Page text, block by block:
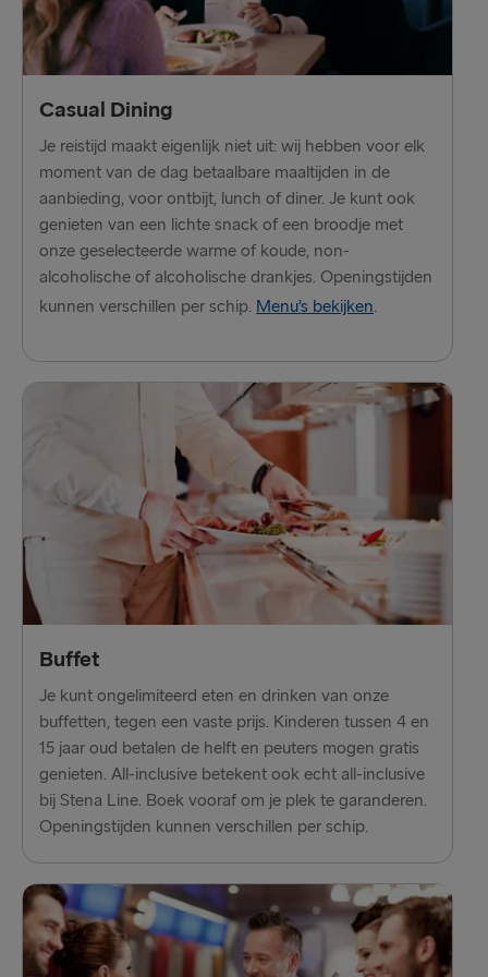
Kiel → Göteborg
Frederikshavn → Göteborg
Gdynia → Karlskrona
Rostock → Trelleborg
Göteborg → Kiel
Göteborg → Frederikshavn
Karlskrona → Gdynia
Travemünde → Liepāja
Nynäshamn → Ventspils
Liepāja → Travemünde
Ventspils → Nynäshamn
Casual Dining
Je reistijd maakt eigenlijk niet uit: wij hebben voor elk
moment van de dag betaalbare maaltijden in de
aanbieding, voor ontbijt, lunch of diner. Je kunt ook
genieten van een lichte snack of een broodje met
onze geselecteerde warme of koude, non-
alcoholische of alcoholische drankjes. Openingstijden
kunnen verschillen per schip. Menu’s bekijken.
Buffet
Je kunt ongelimiteerd eten en drinken van onze
buffetten, tegen een vaste prijs. Kinderen tussen 4 en
15 jaar oud betalen de helft en peuters mogen gratis
genieten. All-inclusive betekent ook echt all-inclusive
bij Stena Line. Boek vooraf om je plek te garanderen.
Openingstijden kunnen verschillen per schip.